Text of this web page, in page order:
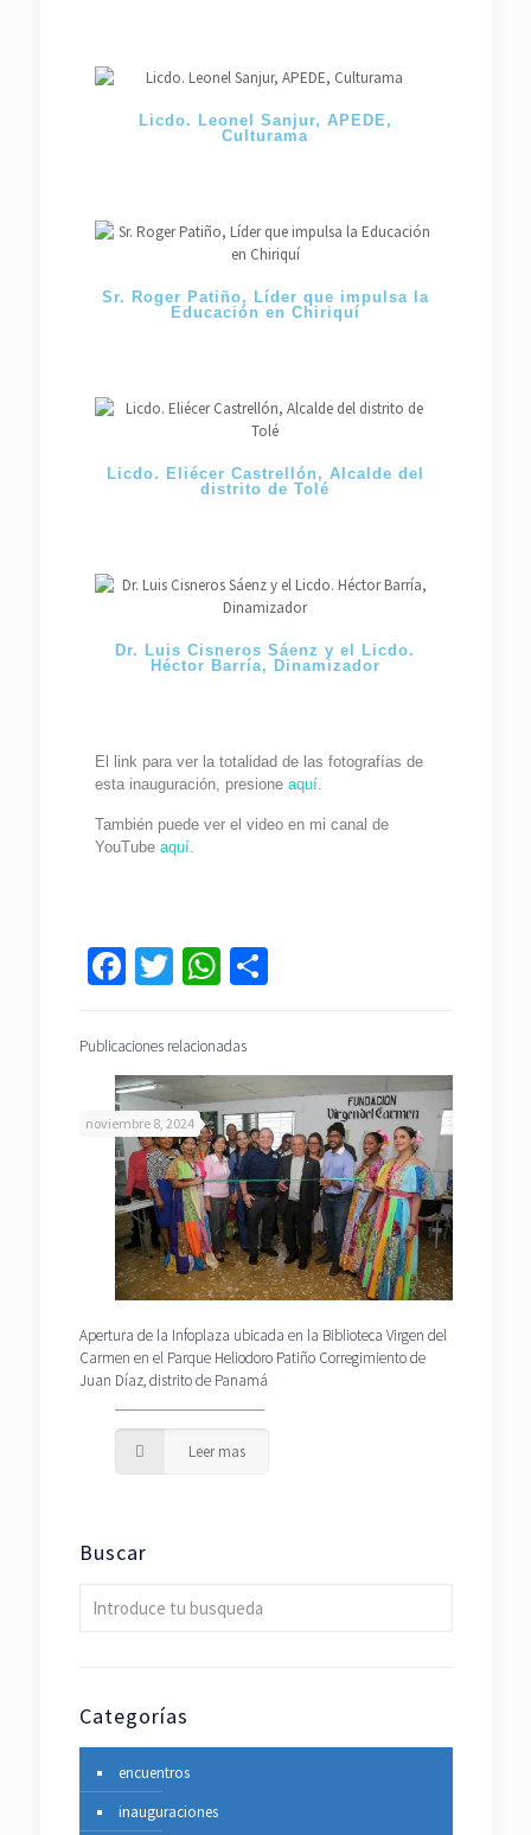
Licdo. Leonel Sanjur, APEDE,
Culturama
Sr. Roger Patiño, Líder que impulsa la
Educación en Chiriquí
Licdo. Eliécer Castrellón, Alcalde del
distrito de Tolé
Dr. Luis Cisneros Sáenz y el Licdo.
Héctor Barría, Dinamizador
El link para ver la totalidad de las fotografías de
esta inauguración, presione aquí.
También puede ver el video en mi canal de
YouTube aquí.
Facebook
TwitterWhatsApp
Compartir
Publicaciones relacionadas
noviembre 8, 2024
Apertura de la Infoplaza ubicada en la Biblioteca Virgen del
Carmen en el Parque Heliodoro Patiño Corregimiento de
Juan Díaz, distrito de Panamá
Leer mas
Buscar
Categorías
encuentros
inauguraciones